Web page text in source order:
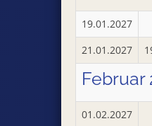
19.01.2027
21.01.2027
Februar
01.02.2027